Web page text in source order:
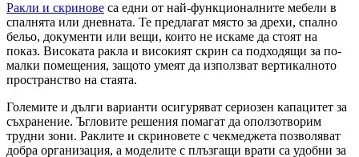
Ракли и скринове са едни от най-функционалните мебели в
спалнята или дневната. Те предлагат място за дрехи, спално
бельо, документи или вещи, които не искаме да стоят на
показ. Високата ракла и високият скрин са подходящи за по-
малки помещения, защото умеят да използват вертикалното
пространство на стаята.
Големите и дълги варианти осигуряват сериозен капацитет за
съхранение. Ъгловите решения помагат да оползотворим
трудни зони. Раклите и скриновете с чекмеджета позволяват
добра организация, а моделите с плъзгащи врати са удобни за